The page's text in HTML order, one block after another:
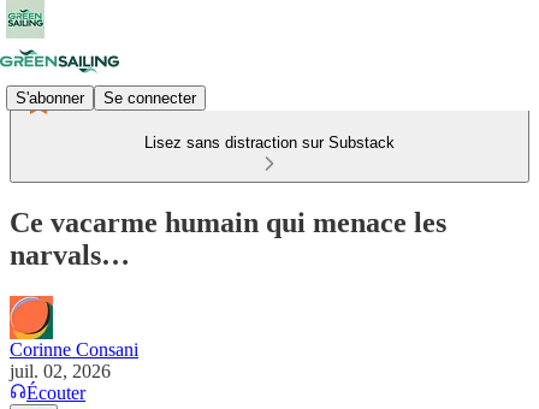
S'abonner Se connecter
Lisez sans distraction sur Substack
Ce vacarme humain qui menace les
narvals…
Corinne Consani
juil. 02, 2026
Écouter